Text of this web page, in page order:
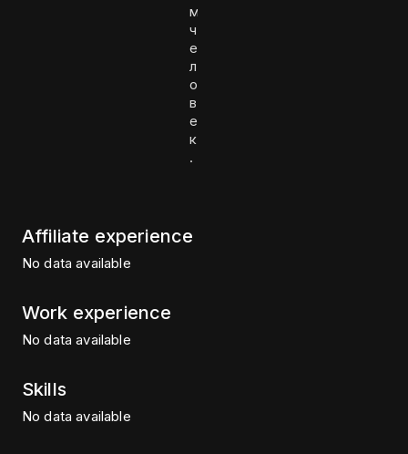
м
ч
е
л
о
в
е
к
.
Affiliate experience
No data available
Work experience
No data available
Skills
No data available